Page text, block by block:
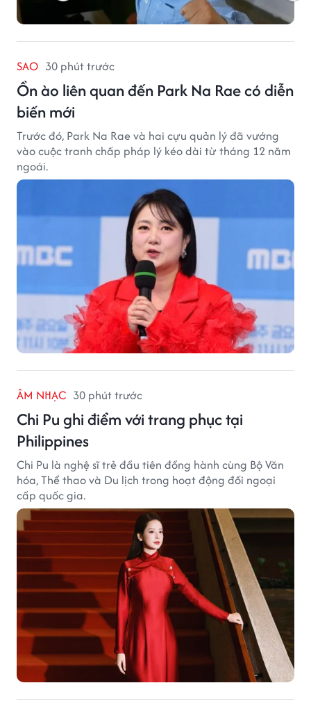
SAO 30 phút trước
Ồn ào liên quan đến Park Na Rae có diễn
biến mới
Trước đó, Park Na Rae và hai cựu quản lý đã vướng
vào cuộc tranh chấp pháp lý kéo dài từ tháng 12 năm
ngoái.
ÂM NHẠC 30 phút trước
Chi Pu ghi điểm với trang phục tại
Philippines
Chi Pu là nghệ sĩ trẻ đầu tiên đồng hành cùng Bộ Văn
hóa, Thể thao và Du lịch trong hoạt động đối ngoại
cấp quốc gia.